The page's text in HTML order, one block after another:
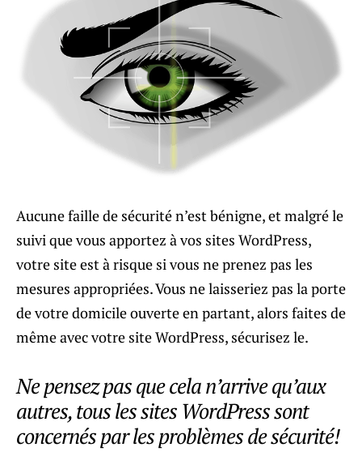
Aucune faille de sécurité n’est bénigne, et malgré le
suivi que vous apportez à vos sites WordPress,
votre site est à risque si vous ne prenez pas les
mesures appropriées. Vous ne laisseriez pas la porte
de votre domicile ouverte en partant, alors faites de
même avec votre site WordPress, sécurisez le.
Ne pensez pas que cela n’arrive qu’aux
autres, tous les sites WordPress sont
concernés par les problèmes de sécurité!